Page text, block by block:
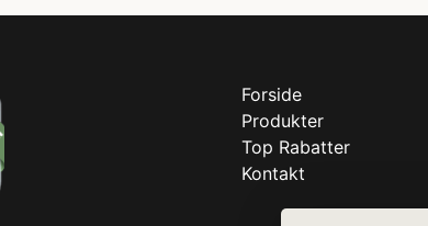
Forside
Produkter
Top Rabatter
Kontakt